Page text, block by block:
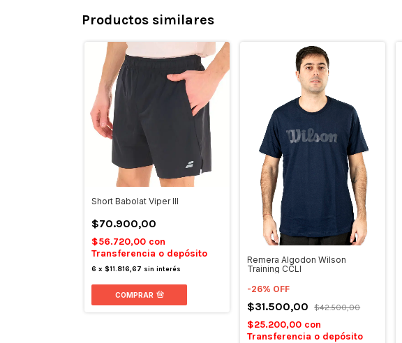
Productos similares
Short Babolat Viper III
$70.900,00
$56.720,00 con
Transferencia o depósito
6 x $11.816,67 sin interés
COMPRAR
Remera Algodon Wilson
Training CCLI
-26% OFF
$31.500,00 $42.500,00
$25.200,00 con
Transferencia o depósito